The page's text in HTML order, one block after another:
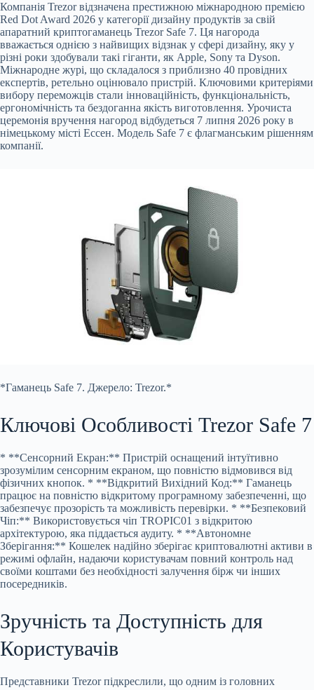
Компанія Trezor відзначена престижною міжнародною премією
Red Dot Award 2026 у категорії дизайну продуктів за свій
апаратний криптогаманець Trezor Safe 7. Ця нагорода
вважається однією з найвищих відзнак у сфері дизайну, яку у
різні роки здобували такі гіганти, як Apple, Sony та Dyson.
Міжнародне журі, що складалося з приблизно 40 провідних
експертів, ретельно оцінювало пристрій. Ключовими критеріями
вибору переможців стали інноваційність, функціональність,
ергономічність та бездоганна якість виготовлення. Урочиста
церемонія вручення нагород відбудеться 7 липня 2026 року в
німецькому місті Ессен. Модель Safe 7 є флагманським рішенням
компанії.
*Гаманець Safe 7. Джерело: Trezor.*
Ключові Особливості Trezor Safe 7
* **Сенсорний Екран:** Пристрій оснащений інтуїтивно
зрозумілим сенсорним екраном, що повністю відмовився від
фізичних кнопок. * **Відкритий Вихідний Код:** Гаманець
працює на повністю відкритому програмному забезпеченні, що
забезпечує прозорість та можливість перевірки. * **Безпековий
Чіп:** Використовується чіп TROPIC01 з відкритою
архітектурою, яка піддається аудиту. * **Автономне
Зберігання:** Кошелек надійно зберігає криптовалютні активи в
режимі офлайн, надаючи користувачам повний контроль над
своїми коштами без необхідності залучення бірж чи інших
посередників.
Зручність та Доступність для
Користувачів
Представники Trezor підкреслили, що одним із головних